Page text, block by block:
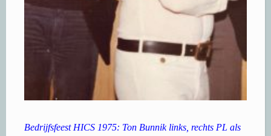
Bedrijfsfeest HICS 1975: Ton Bunnik links, rechts PL als